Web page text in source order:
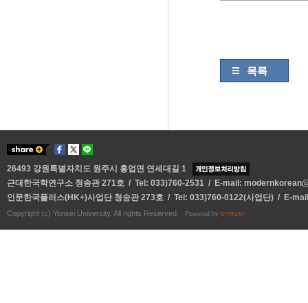
목록
26493 강원특별자치도 원주시 흥업면 연세대길 1
근대한국학연구소 청송관 271호 / Tel: 033)760-2531 / E-mail:
인문한국플러스(HK+)사업단 청송관 273호 / Tel: 033)760-0122(사업단) / E-
Copyright (c) Yonsei University. All rights Reserved. Powered by D'TRUST